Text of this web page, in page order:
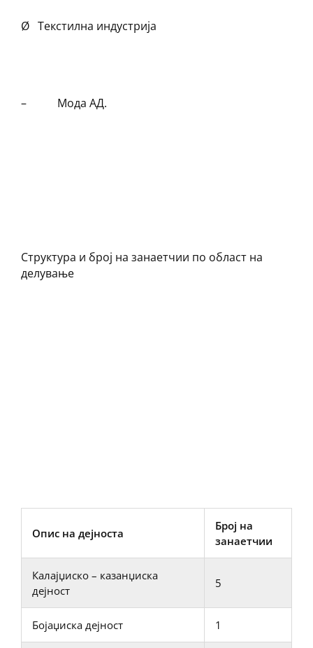
Ø Текстилна индустрија
– Мода АД.
Структура и број на занаетчии по област на
делување
Опис на дејноста
Број на
занаетчии
Калајџиско – казанџиска
дејност
5
Бојаџиска дејност 1